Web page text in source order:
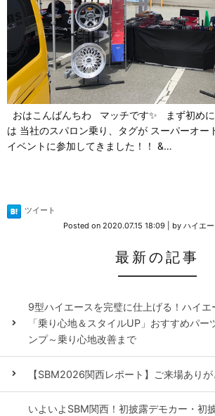
おはこんばんちわ マッチです✨ まず初め
は 当社のスパロン乗り、タグが スーパーオー
イベントに参加してきました！！ &…
ツイート
Posted on 2020.07.15 18:09 by ハイエ
最新の記事
9型ハイエースを完璧に仕上げる！ハイエ
「乗り心地＆スタイルUP」おすすめパー
ンプ～乗り心地改善まで
【SBM2026関西レポート】ご来場ありが
いよいよSBM関西！初披露デモカー・初